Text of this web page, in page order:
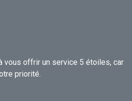
vous offrir un service 5 étoiles, car
priorité.